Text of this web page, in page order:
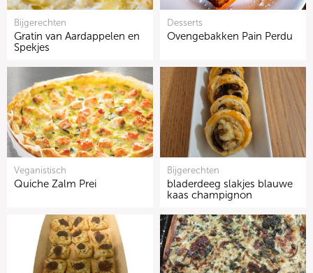
Bijgerechten
Gratin van Aardappelen en
Spekjes
Desserts
Ovengebakken Pain Perdu
Veganistisch
Quiche Zalm Prei
Bijgerechten
bladerdeeg slakjes blauwe
kaas champignon